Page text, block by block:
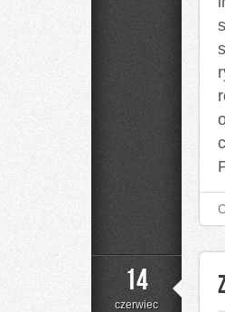
14
czerwiec